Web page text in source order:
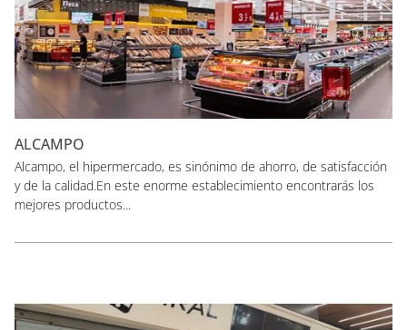
ALCAMPO
Alcampo, el hipermercado, es sinónimo de ahorro, de satisfacción
y de la calidad.En este enorme establecimiento encontrarás los
mejores productos...